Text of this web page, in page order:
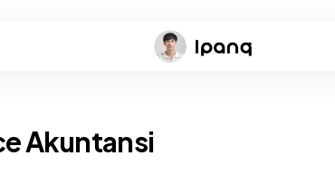
Akuntansi